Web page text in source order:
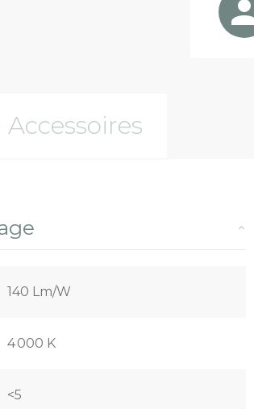
Accessoires
140 Lm/W
4 000 K
<5